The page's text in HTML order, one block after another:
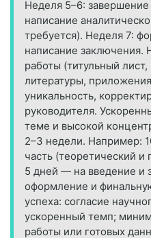
Неделя 5–6: завершение
написание
требуется). Неделя 7:
написание заключения.
работы (титульный
литературы,
уникальность,
руководителя.
теме и высокой
2–3 недели. Например:
часть (теоретический
5 дней — на введение и
оформление и
успеха: согласие
ускоренный темп;
работы или готовых